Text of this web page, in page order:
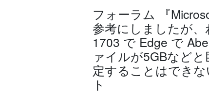
フォーラム 『
参考にしましたが
1703 で Edge で
ァイルが5GBなど
定することはでき
ト